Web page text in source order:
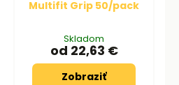
Multifit Grip 50/pack
Skladom
od 22,63 €
Zobraziť